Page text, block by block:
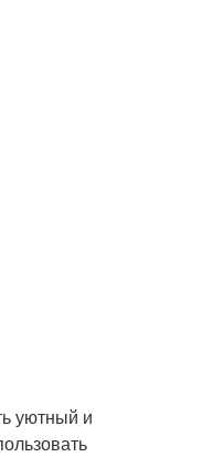
уютный и